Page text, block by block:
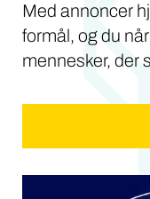
Med annoncer
formål, og du
mennesker, der